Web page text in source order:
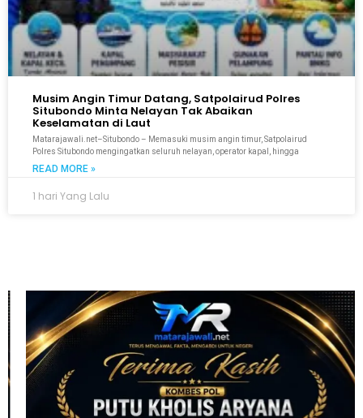
Musim Angin Timur Datang, Satpolairud Polres
Situbondo Minta Nelayan Tak Abaikan
Keselamatan di Laut
Matarajawali.net–Situbondo – Memasuki musim angin timur, Satpolairud
Polres Situbondo mengingatkan seluruh nelayan, operator kapal, hingga
READ MORE »
1 hari Yang Lalu